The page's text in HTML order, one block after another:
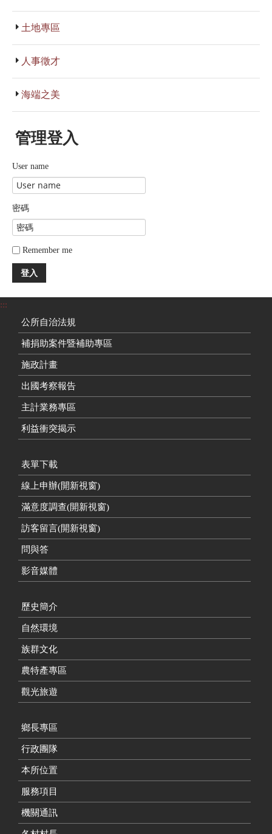
土地專區
人事徵才
海端之美
管理登入
User name
密碼
Remember me
登入
:::
公所自治法規
補捐助案件暨補助專區
施政計畫
出國考察報告
主計業務專區
利益衝突揭示
表單下載
線上申辦(開新視窗)
滿意度調查(開新視窗)
訪客留言(開新視窗)
問與答
影音媒體
歷史簡介
自然環境
族群文化
農特產專區
觀光旅遊
鄉長專區
行政團隊
本所位置
服務項目
機關通訊